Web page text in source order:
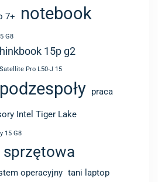
Pro L50-J 15
podzespoły
Intel Tiger Lake
sprzętowa
operacyjny tani laptop